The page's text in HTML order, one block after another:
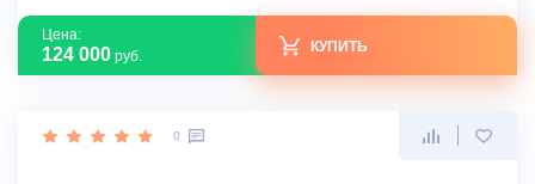
Цена:
124 000 руб.
КУПИТЬ
0